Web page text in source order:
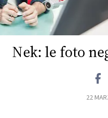
FOTO
CONCORSI
Nek: le foto
22